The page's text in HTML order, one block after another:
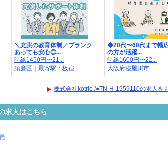
＼充実の教育体制／ブランク
あっても安心◎...
時給1450円〜21...
須磨区｜最寄駅：板宿
◆20代〜60代まで幅
の方が活躍...
時給1600円〜22...
大阪府寝屋川市
株式会社kotrio /●TN-H-1959110の求人を
求人はこちら